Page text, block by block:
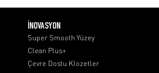
İNOVASYON
Super Smooth Yüzey
Clean Plus+
Çevre Dostu Klozetler